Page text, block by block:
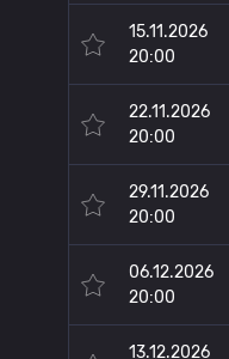
15.11.2026
20:00
22.11.2026
20:00
29.11.2026
20:00
06.12.2026
20:00
13.12.2026